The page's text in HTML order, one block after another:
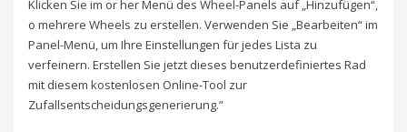
Klicken Sie im or her Menü des Wheel-Panels auf „Hinzufügen“,
o mehrere Wheels zu erstellen. Verwenden Sie „Bearbeiten“ im
Panel-Menü, um Ihre Einstellungen für jedes Lista zu
verfeinern. Erstellen Sie jetzt dieses benutzerdefiniertes Rad
mit diesem kostenlosen Online-Tool zur
Zufallsentscheidungsgenerierung.”